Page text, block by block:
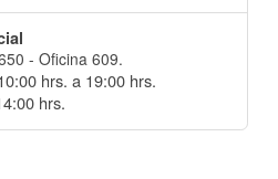
- Oficina 609.
hrs. a 19:00 hrs.
hrs.